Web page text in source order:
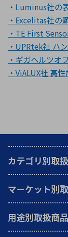
・Luminus社の
・Excelitas社の
・TE First
・UPRtek社 ハ
・ギガヘルツオ
・ViALUX社 高
カテゴリ別取
マーケット別
用途別取扱商品